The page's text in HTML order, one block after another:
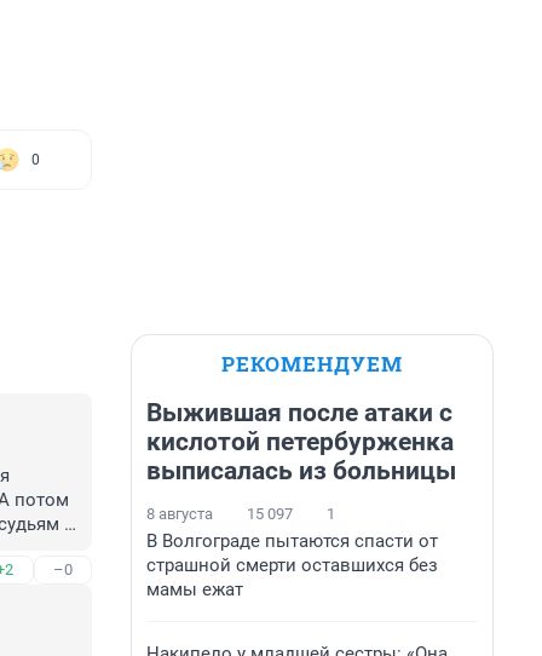
0
потом
–0
РЕКОМЕНДУЕМ
Выжившая после атаки с
кислотой петербурженка
выписалась из больницы
8 августа 15 097 1
В Волгограде пытаются спасти от
страшной смерти оставшихся без
мамы ежат